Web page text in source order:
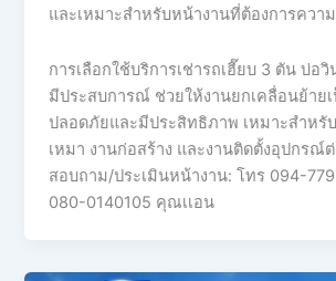
และเหมาะสำหรับหน้างานที่ต้องการควา
การเลือกใช้บริการเช่ารถเฮี๊ยบ 3 ตัน บ่อ
มีประสบการณ์ ช่วยให้งานยกเคลื่อนย้ายเ
ปลอดภัยและมีประสิทธิภาพ เหมาะสำหรั
เหมา งานก่อสร้าง และงานติดตั้งอุปกรณ์
สอบถาม/ประเมินหน้างาน: โทร 094-
080-0140105 คุณเเอน